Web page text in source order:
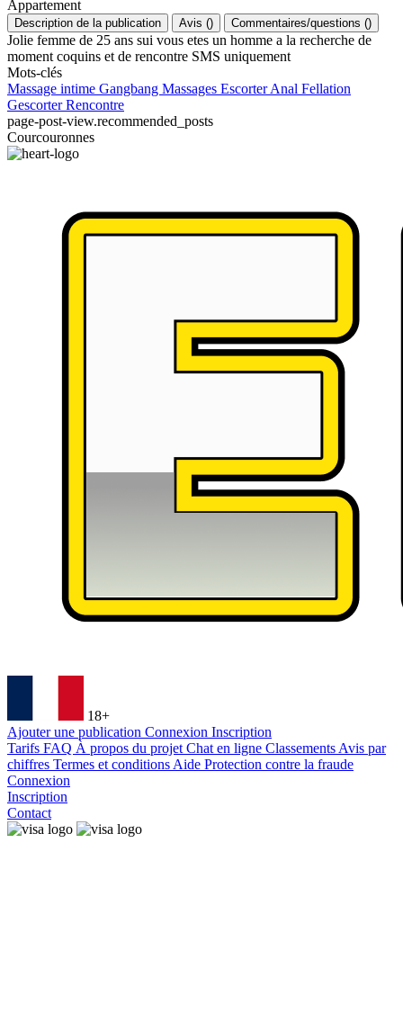
Appartement
Description de la publication Avis () Commentaires/questions ()
Jolie femme de 25 ans sui vous etes un homme a la recherche de
moment coquins et de rencontre SMS uniquement
Mots-clés
Massage intime Gangbang Massages EscorterAnal Fellation
GescorterRencontre
page-post-view.recommended_posts
Courcouronnes
18+
Ajouter une publication Connexion Inscription
Tarifs FAQ À propos du projet Chat en ligne Classements Avis par
chiffres Termes et conditions Aide Protection contre la fraude
Connexion
Inscription
Contact